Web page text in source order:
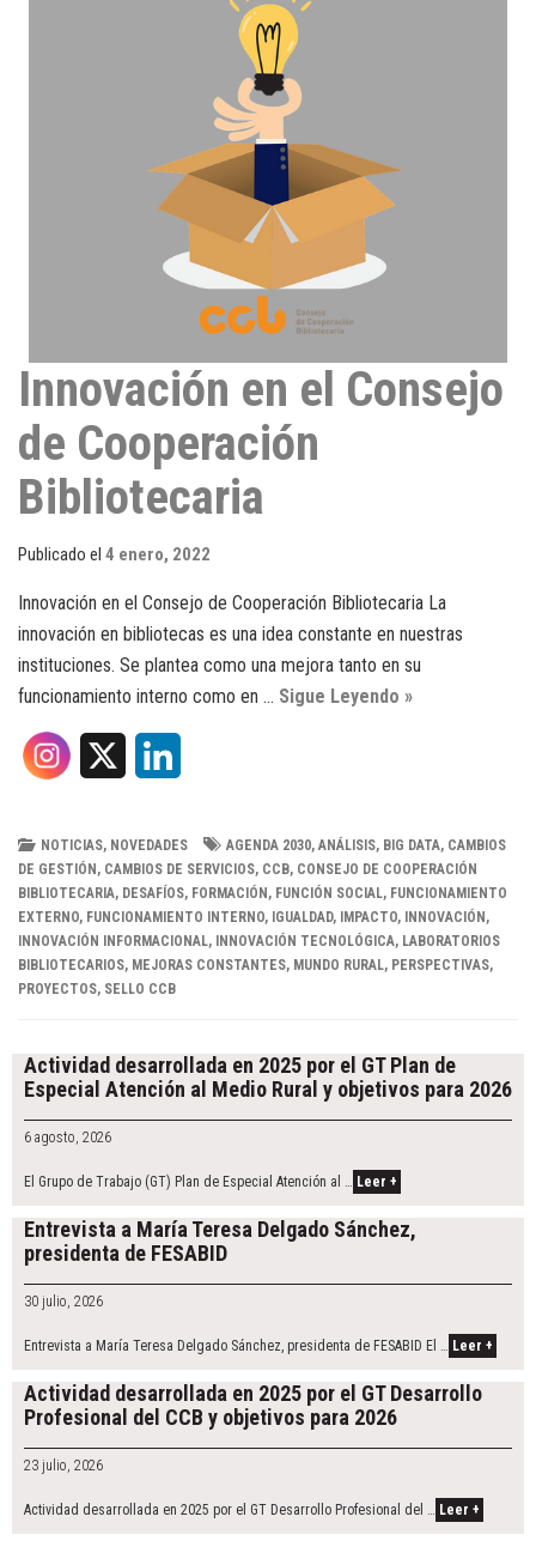
Innovación en el Consejo
de Cooperación
Bibliotecaria
Publicado el 4 enero, 2022
Innovación en el Consejo de Cooperación Bibliotecaria La
innovación en bibliotecas es una idea constante en nuestras
instituciones. Se plantea como una mejora tanto en su
funcionamiento interno como en … Sigue Leyendo »
n
k
e
n
NOTICIAS, NOVEDADES AGENDA 2030, ANÁLISIS, BIG DATA, CAMBIOS
DE GESTIÓN , CAMBIOS DE SERVICIOS, CCB, CONSEJO DE COOPERACIÓN
BIBLIOTECARIA, DESAFÍOS, FORMACIÓN , FUNCIÓN SOCIAL, FUNCIONAMIENTO
EXTERNO, FUNCIONAMIENTO INTERNO, IGUALDAD, IMPACTO, INNOVACIÓN ,
INNOVACIÓN INFORMACIONAL, INNOVACIÓN TECNOLÓGICA, LABORATORIOS
BIBLIOTECARIOS, MEJORAS CONSTANTES, MUNDO RURAL, PERSPECTIVAS,
PROYECTOS, SELLO CCB
navigation
Actividad desarrollada en 2025 por el GT Plan de
Especial Atención al Medio Rural y objetivos para 2026
6 agosto, 2026
El Grupo de Trabajo (GT) Plan de Especial Atención al … Leer +
Entrevista a María Teresa Delgado Sánchez,
presidenta de FESABID
30 julio, 2026
Entrevista a María Teresa Delgado Sánchez, presidenta de FESABID El … Leer +
Actividad desarrollada en 2025 por el GT Desarrollo
Profesional del CCB y objetivos para 2026
23 julio, 2026
Actividad desarrollada en 2025 por el GT Desarrollo Profesional del … Leer +